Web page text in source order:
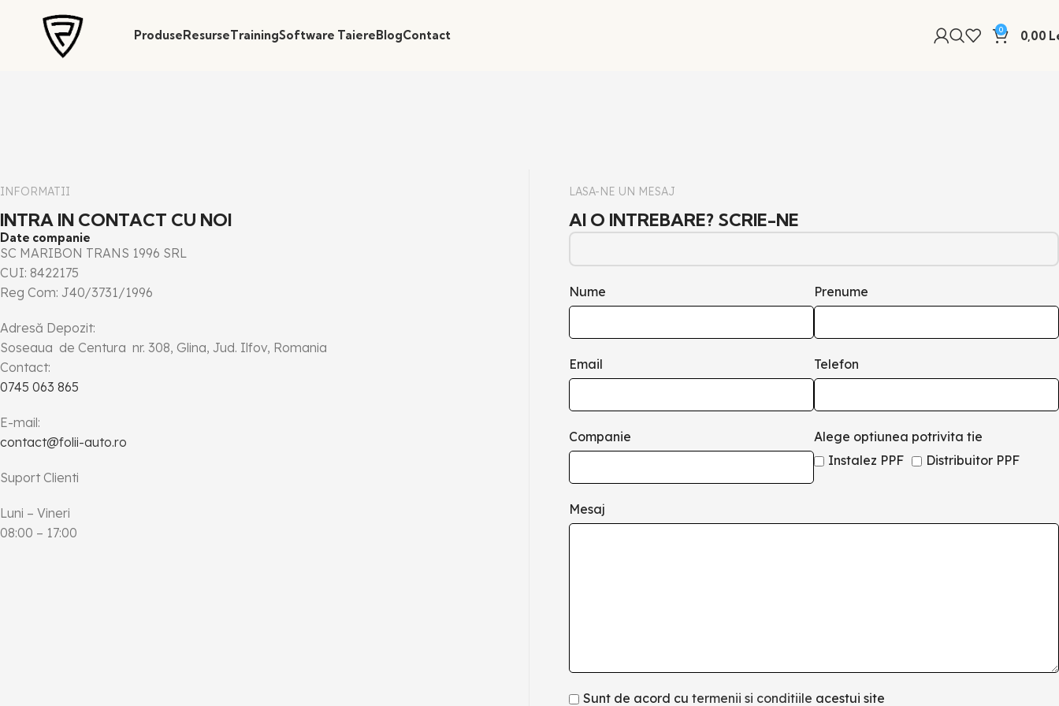
ProduseResurseTrainingSoftware TaiereBlogContact 0 0,00
INFORMATII
INTRA IN CONTACT CU NOI
Date companie
SC MARIBON TRANS 1996 SRL
CUI: 8422175
Reg Com: J40/3731/1996
Adresă Depozit:
Soseaua de Centura nr. 308, Glina, Jud. Ilfov, Romania
Contact:
0745 063 865
E-mail:
contact@folii-auto.ro
Suport Clienti
Luni – Vineri
08:00 – 17:00
LASA-NE UN MESAJ
AI O INTREBARE? SCRIE-NE
Nume Prenume
Email Telefon
Companie
Alege optiunea potrivita tie
Instalez PPF
Distribuitor PPF
Mesaj
Sunt de acord cutermenii si conditiile acestui site